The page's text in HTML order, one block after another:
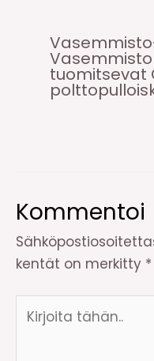
tuomitsevat
Kommentoi
kentät on merkitty *
tähän..